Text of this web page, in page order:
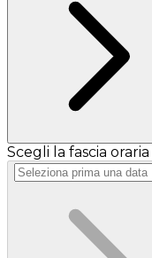
Scegli la fascia oraria